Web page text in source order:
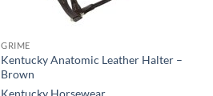
GRIME
Kentucky Anatomic Leather Halter –
Brown